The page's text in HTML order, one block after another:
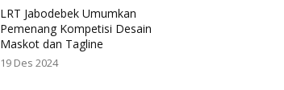
LRT Jabodebek Umumkan
Pemenang Kompetisi Desain
Maskot dan Tagline
19 Des 2024